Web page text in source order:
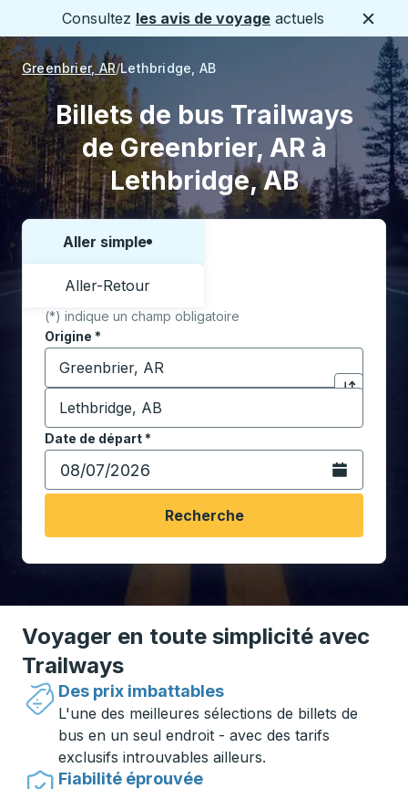
Consultez les avis de voyage actuels
Greenbrier, AR Lethbridge, AB
Billets de bus Trailways
de Greenbrier, AR à
Lethbridge, AB
Choisissez un sens ou un aller-retour:
Aller simple
Aller-Retour
(*) indique un champ obligatoire
Origine *
Commencez à saisir la ville d'origine pour ouvrir
Cliquez
Destination*
Commencez à saisir la ville de destination pour
Date de départ*
Tapez la date au format date Barre oblique du mois à
Ouvrez le
Recherche
Voyager en toute simplicité avec
Trailways
Des prix imbattables
L'une des meilleures sélections de billets de
bus en un seul endroit - avec des tarifs
exclusifs introuvables ailleurs.
Fiabilité éprouvée